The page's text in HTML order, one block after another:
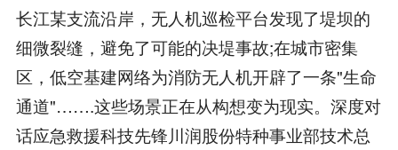
长江某支流沿岸，无人机巡检平台发现了堤坝的
细微裂缝，避免了可能的决堤事故;在城市密集
区，低空基建网络为消防无人机开辟了一条"生命
通道"…….这些场景正在从构想变为现实。深度对
话应急救援科技先锋川润股份特种事业部技术总